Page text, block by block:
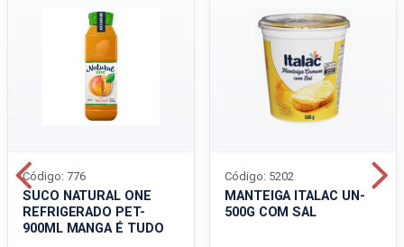
SUCO NATURAL ONE
REFRIGERADO PET-
900ML MANGA É TUDO
Código: 776
MANTEIGA ITALAC UN-
500G COM SAL
Código: 5202